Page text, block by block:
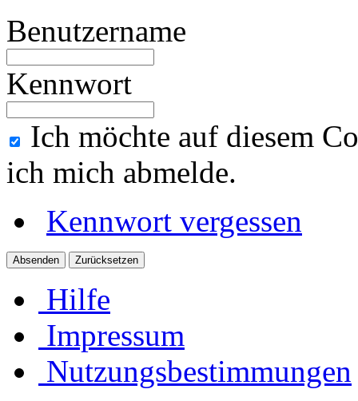
Benutzername
Kennwort
Ich möchte auf diesem
ich mich abmelde.
Kennwort vergessen
Hilfe
Impressum
Nutzungsbestimmungen